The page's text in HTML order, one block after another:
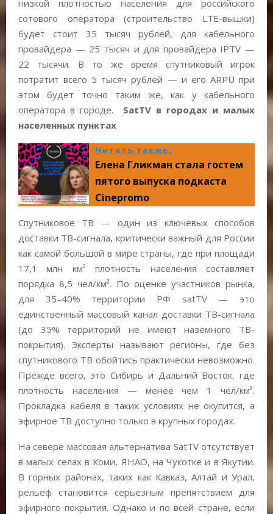
низкой плотностью населения для российского
сотового оператора (строительство LTE-вышки)
будет стоит 35 тысяч рублей, для кабельного
провайдера — 25 тысяч и для провайдера IPTV —
22 тысячи. В то же время спутниковый игрок
потратит всего 5 тысяч рублей — и его ARPU при
этом будет точно таким же, как у кабельного
оператора в городе. SatTV в городах и малых
населенных пунктах
Читать также:
Елена Гликман стала гостем
пятого выпуска подкаста
Cinepromo
Спутниковое ТВ — один из ключевых способов
доставки ТВ-сигнала, критически важный для России
как самой большой в мире страны, где при площади
17,1 млн км² плотность населения составляет
порядка 8,5 чел/км². По оценке участников рынка,
для 35–40% территории РФ satTV — это
единственный массовый канал доставки ТВ-сигнала
(до 35% территорий не имеют наземного ТВ-
покрытия). Эксперты называют регионы, где без
спутникового ТВ обойтись практически невозможно.
Прежде всего, это Сибирь и Дальний Восток, где
плотность населения — менее чем 1 чел/км².
Прокладка кабеля в таких условиях не окупится, а
эфирное ТВ доступно только в крупных городах.
На севере массовая альтернатива SatTV отсутствует
в малых селах в Коми, ЯНАО, на Чукотке и в Якутии.
В горных районах, таких как Кавказ, Алтай и Урал,
рельеф становится серьезным препятствием для
эфирного покрытия. Однако и по всей стране, если